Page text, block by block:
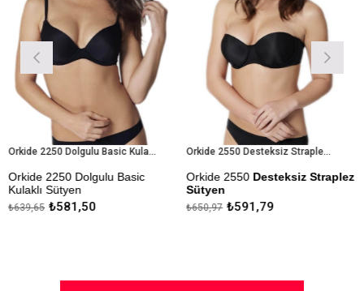
Orkide 2250 Dolgulu Basic Kulaklı Sütyen
2250 Dolgulu Basic
Sütyen
Ödeme Seçeneği
₺581,50
Orkide 2550 Desteksiz Straplez Sütyen
Orkide 2550Desteksiz Straplez
₺591,79
Orkide